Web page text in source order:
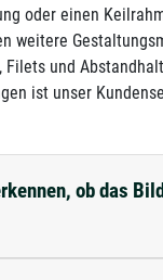
oder einen
weitere
Filets und
ist unser
ob das